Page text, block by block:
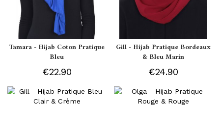
Tamara - Hijab Coton Pratique
Bleu
€22.90
Gill - Hijab Pratique Bordeaux
& Bleu Marin
€24.90